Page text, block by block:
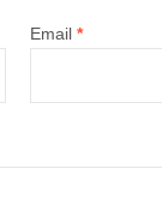
Email *